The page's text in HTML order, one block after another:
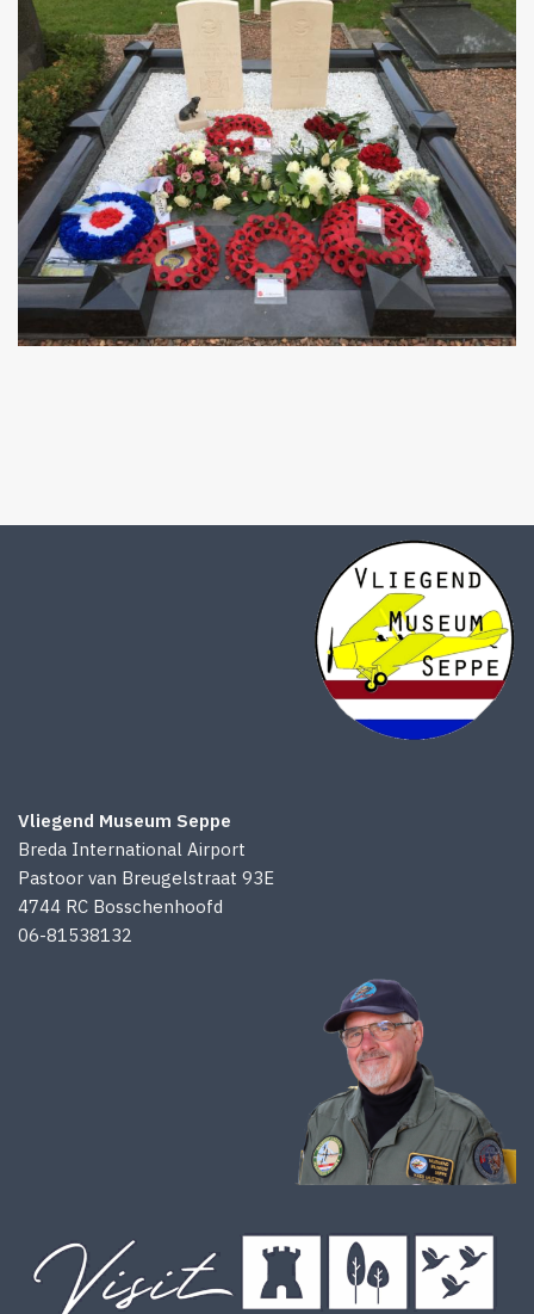
Vliegend Museum Seppe
Breda International Airport
Pastoor van Breugelstraat 93E
4744 RC Bosschenhoofd
06-81538132